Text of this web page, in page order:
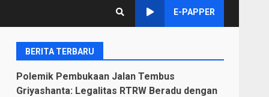
E-PAPPER
BERITA TERBARU
Polemik Pembukaan Jalan Tembus
Griyashanta: Legalitas RTRW Beradu dengan